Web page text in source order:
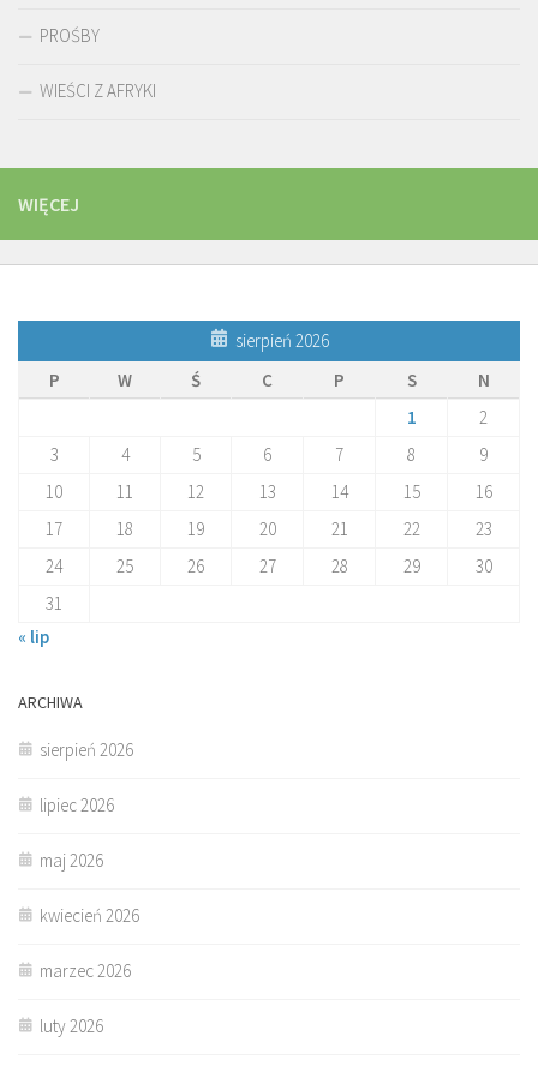
PROŚBY
WIEŚCI Z AFRYKI
WIĘCEJ
sierpień 2026
P
W Ś C P S
N
1
2
3
4 5 6 7 8
9
10
11 12 13 14 15
16
17
18 19 20 21 22
23
24
25 26 27 28 29
30
31
« lip
ARCHIWA
sierpień 2026
lipiec 2026
maj 2026
kwiecień 2026
marzec 2026
luty 2026